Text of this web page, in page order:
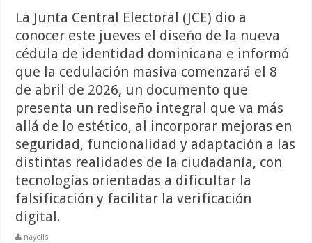
La Junta Central Electoral (JCE) dio a
conocer este jueves el diseño de la nueva
cédula de identidad dominicana e informó
que la cedulación masiva comenzará el 8
de abril de 2026, un documento que
presenta un rediseño integral que va más
allá de lo estético, al incorporar mejoras en
seguridad, funcionalidad y adaptación a las
distintas realidades de la ciudadanía, con
tecnologías orientadas a dificultar la
falsificación y facilitar la verificación
digital.
nayelis